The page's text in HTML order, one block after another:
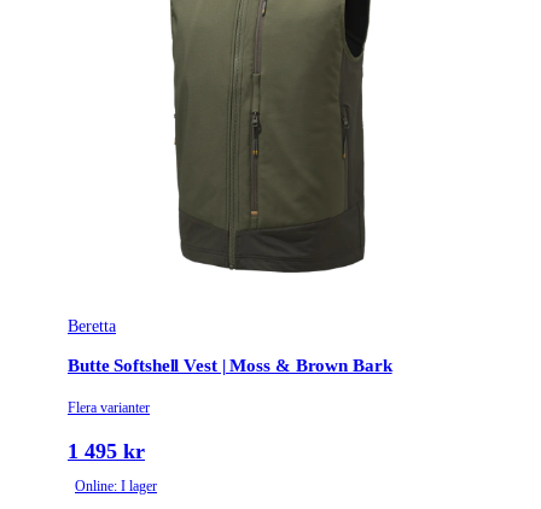
Beretta
Butte Softshell Vest | Moss & Brown Bark
Flera varianter
1 495 kr
Online: I lager